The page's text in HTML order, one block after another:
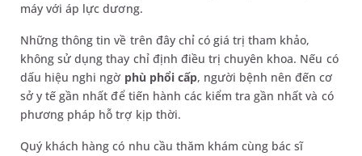
máy với áp lực dương.
Những thông tin về trên đây chỉ có giá trị tham khảo,
không sử dụng thay chỉ định điều trị chuyên khoa. Nếu có
dấu hiệu nghi ngờ phù phổi cấp, người bệnh nên đến cơ
sở y tế gần nhất để tiến hành các kiểm tra gần nhất và có
phương pháp hỗ trợ kịp thời.
Quý khách hàng có nhu cầu thăm khám cùng bác sĩ